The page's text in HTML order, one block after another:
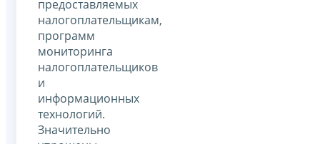
предоставляемых
налогоплательщикам,
программ
мониторинга
налогоплательщиков
и
информационных
технологий.
Значительно